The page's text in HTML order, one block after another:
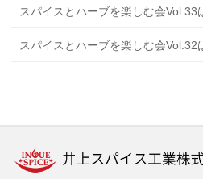
スパイスとハーブを楽しむ会
スパイスとハーブを楽しむ会